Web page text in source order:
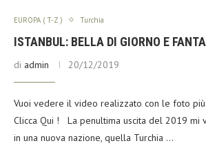
EUROPA ( T-Z ) Turchia
ISTANBUL: BELLA DI GIORNO E
di admin 20/12/2019
Vuoi vedere il video realizzato con le foto
Clicca Qui ! La penultima uscita del 2019 mi
in una nuova nazione, quella Turchia …